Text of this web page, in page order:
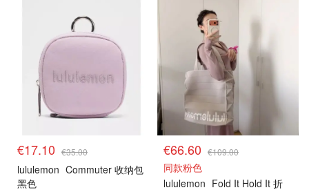
€17.10 €35.00
lululemon Commuter 收纳包
黑色
€66.60 €109.00
同款粉色
lululemon Fold It Hold It 折